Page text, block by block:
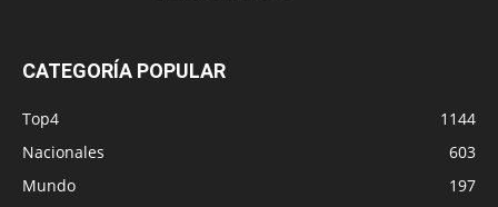
CATEGORÍA POPULAR
Top4
1144
Nacionales
603
Mundo
197